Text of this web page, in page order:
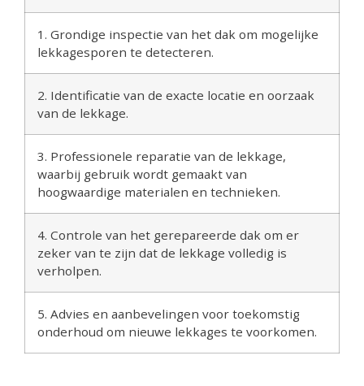
1. Grondige inspectie van het dak om mogelijke
lekkagesporen te detecteren.
2. Identificatie van de exacte locatie en oorzaak
van de lekkage.
3. Professionele reparatie van de lekkage,
waarbij gebruik wordt gemaakt van
hoogwaardige materialen en technieken.
4. Controle van het gerepareerde dak om er
zeker van te zijn dat de lekkage volledig is
verholpen.
5. Advies en aanbevelingen voor toekomstig
onderhoud om nieuwe lekkages te voorkomen.